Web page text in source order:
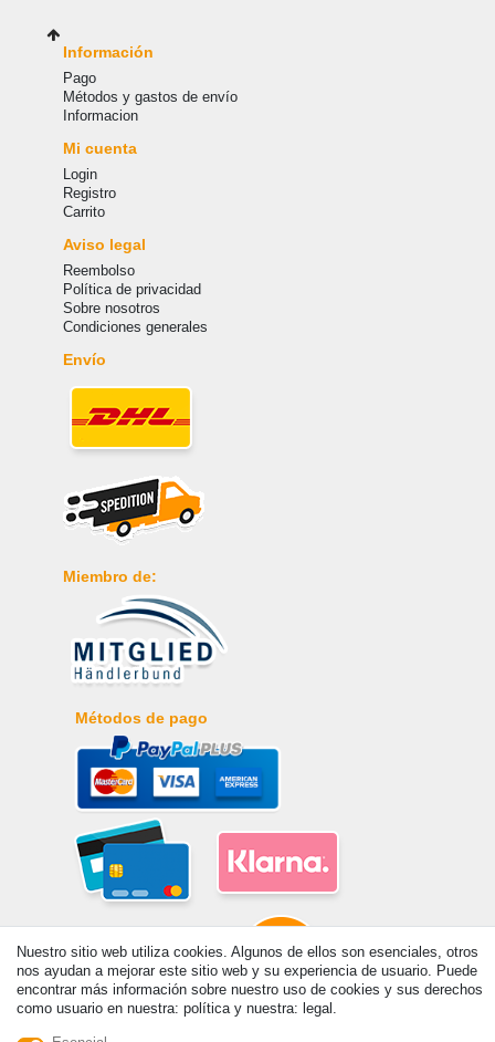
Información
Pago
Métodos y gastos de envío
Informacion
Mi cuenta
Login
Registro
Carrito
Aviso legal
Reembolso
Política de privacidad
Sobre nosotros
Condiciones generales
Envío
Miembro de:
Métodos de pago
© Copyright 2026 | Todos los derechos reservados. - Prix de base voir
Nuestro sitio web utiliza cookies. Algunos de ellos son esenciales, otros
nos ayudan a mejorar este sitio web y su experiencia de usuario. Puede
encontrar más información sobre nuestro uso de cookies y sus derechos
como usuario en nuestra: política y nuestra: legal.